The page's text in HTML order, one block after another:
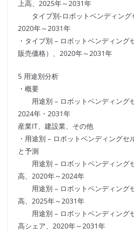
上高、2025年～2031年
タイプ別-ロボットベンディング
2020年～2031年
・タイプ別 – ロボットベンディング
販売価格）、2020年～2031年
5 用途別分析
・概要
用途別 – ロボットベンディングセ
2024年・2031年
産業IT、建設業、その他
・用途別 – ロボットベンディングセ
と予測
用途別 – ロボットベンディング
高、2020年～2024年
用途別 – ロボットベンディング
高、2025年～2031年
用途別 – ロボットベンディング
高シェア、2020年～2031年